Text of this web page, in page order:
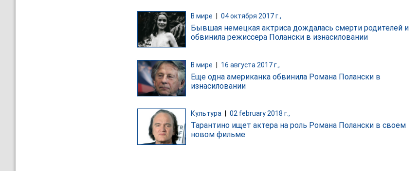
В мире 04 октября 2017 г.,
Бывшая немецкая актриса дождалась смерти родителей и
обвинила режиссера Полански в изнасиловании
В мире | 16 августа 2017 г.,
Еще одна американка обвинила Романа Полански в
изнасиловании
Культура 02 february 2018 г.,
Тарантино ищет актера на роль Романа Полански в своем
новом фильме